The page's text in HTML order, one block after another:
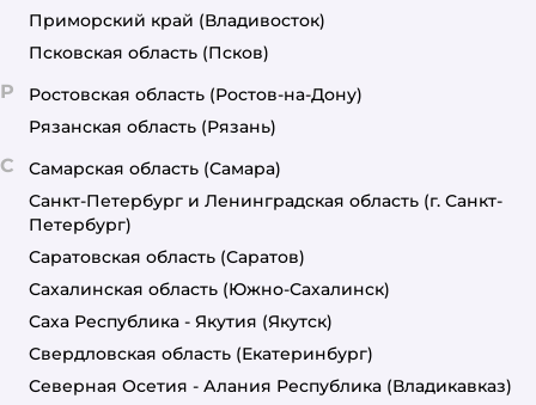
Приморский край (Владивосток)
Псковская область (Псков)
Р Ростовская область (Ростов-на-Дону)
Рязанская область (Рязань)
С Самарская область (Самара)
Санкт-Петербург и Ленинградская область (г. Санкт-
Петербург)
Саратовская область (Саратов)
Сахалинская область (Южно-Сахалинск)
Саха Республика - Якутия (Якутск)
Свердловская область (Екатеринбург)
Северная Осетия - Алания Республика (Владикавказ)